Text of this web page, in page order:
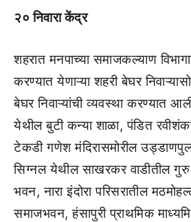
२० निवारा केंद्र
शहरात मनपाच्या समाजकल्याण
करण्यात येणाऱ्या शहरी बेघर
बेघर निवाऱ्यांची व्यवस्था करण्यात
येथील बुटी कन्या शाळा, पंडित
टेकडी गणेश मंदिरासमोरील
सिग्नल येथील साखरकर वाडीतील
भवन, नारा इंदोरा परिसरातील
समाजभवन, हंसापुरी प्राथमिक